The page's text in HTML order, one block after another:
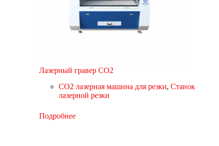
Лазерный гравер CO2
CO2 лазерная машина для резки,Станок
лазерной резки
Подробнее